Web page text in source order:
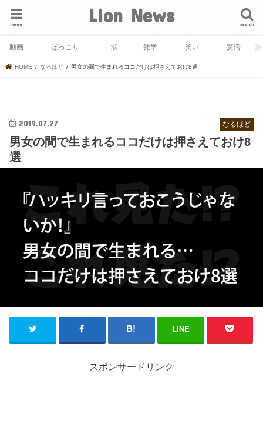
Lion News search
menu
動画 ほっこり 涙 雑学 笑い 驚愕
HOME なるほど 男女の間で生まれるココだけは押さえておけ8選
なるほど
2019.07.27
男女の間で生まれるココだけは押さえておけ8
選
LINE
スポンサードリンク